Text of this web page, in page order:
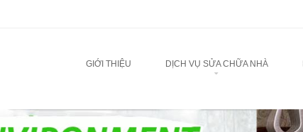
SKIP TO CONTENT
GIỚI THIỆU DỊCH VỤ SỬA CHỮA NHÀ